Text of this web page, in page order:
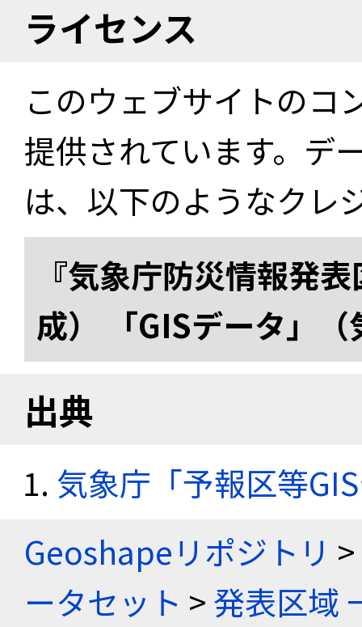
ライセンス
このウェブサイトのコ
提供されています。デ
は、以下のようなクレ
『気象庁防災情報発
成） 「GISデータ」
出典
気象庁「予報区等
Geoshapeリポジトリ >
ータセット >発表区域